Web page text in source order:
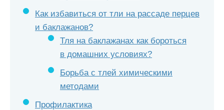
Как избавиться от тли на рассаде перцев
и баклажанов?
Тля на баклажанах как бороться
в домашних условиях?
Борьба с тлей химическими
методами
Профилактика